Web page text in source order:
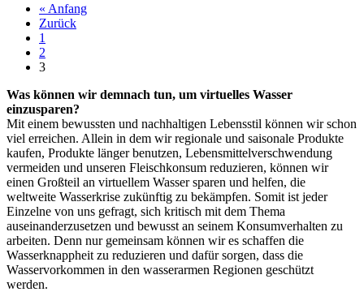
« Anfang
Zurück
1
2
3
Was können wir demnach tun, um virtuelles Wasser
einzusparen?
Mit einem bewussten und nachhaltigen Lebensstil können wir schon
viel erreichen. Allein in dem wir regionale und saisonale Produkte
kaufen, Produkte länger benutzen, Lebensmittelverschwendung
vermeiden und unseren Fleischkonsum reduzieren, können wir
einen Großteil an virtuellem Wasser sparen und helfen, die
weltweite Wasserkrise zukünftig zu bekämpfen. Somit ist jeder
Einzelne von uns gefragt, sich kritisch mit dem Thema
auseinanderzusetzen und bewusst an seinem Konsumverhalten zu
arbeiten. Denn nur gemeinsam können wir es schaffen die
Wasserknappheit zu reduzieren und dafür sorgen, dass die
Wasservorkommen in den wasserarmen Regionen geschützt
werden.